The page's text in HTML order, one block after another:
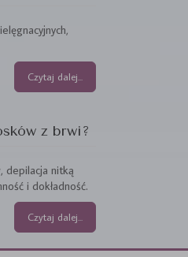
Czytaj dalej...
z brwi?
depilacja nitką
i dokładność.
Czytaj dalej...